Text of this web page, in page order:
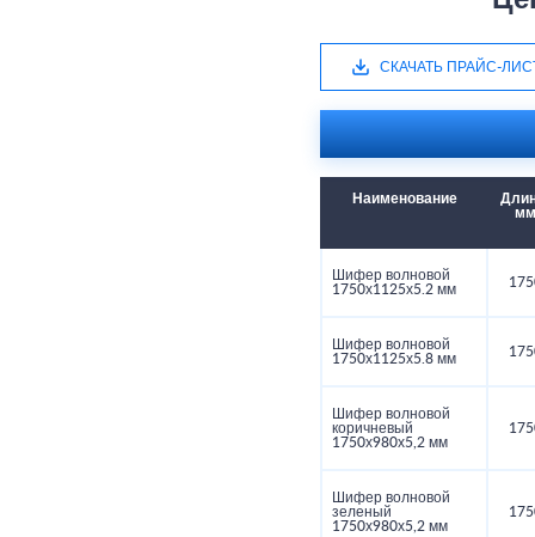
СКАЧАТЬ ПРАЙС-
Наименование
мм
Шифер волновой
1750х1125х5.2 мм
Шифер волновой
1750х1125х5.8 мм
Шифер волновой
коричневый
1750х980х5,2 мм
Шифер волновой
зеленый
1750х980х5,2 мм